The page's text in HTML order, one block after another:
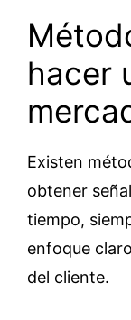
hacer
Existen
obtener
tiempo,
enfoque
del cliente.